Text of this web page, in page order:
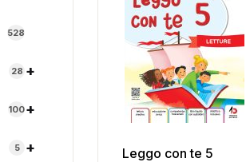
Leggo con te 5
528
+
28
+
100
+
5